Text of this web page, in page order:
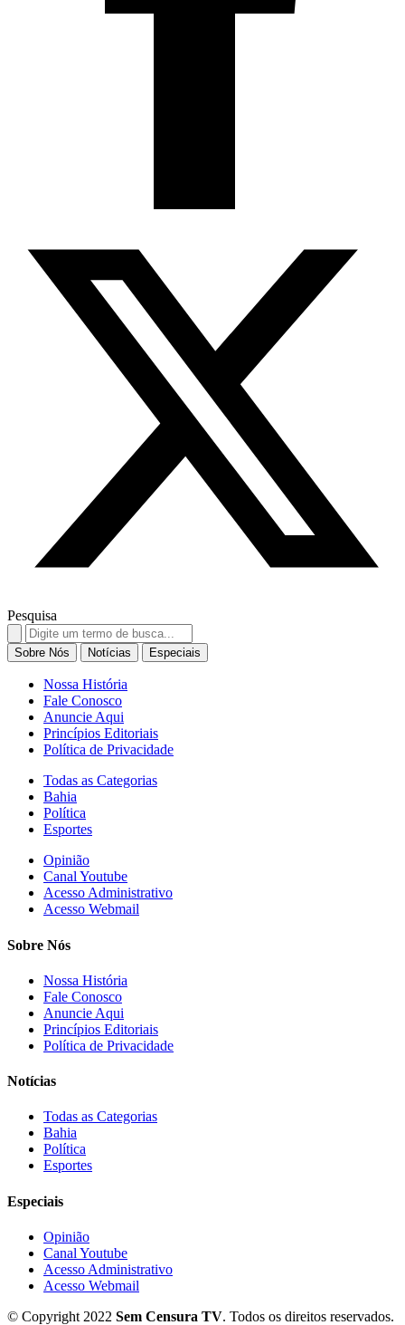
Pesquisa
Search
for:
Sobre Nós Notícias Especiais
Nossa História
Fale Conosco
Anuncie Aqui
Princípios Editoriais
Política de Privacidade
Todas as Categorias
Bahia
Política
Esportes
Opinião
Canal Youtube
Acesso Administrativo
Acesso Webmail
Sobre Nós
Nossa História
Fale Conosco
Anuncie Aqui
Princípios Editoriais
Política de Privacidade
Notícias
Todas as Categorias
Bahia
Política
Esportes
Especiais
Opinião
Canal Youtube
Acesso Administrativo
Acesso Webmail
© Copyright 2022 Sem Censura TV. Todos os direitos reservados.